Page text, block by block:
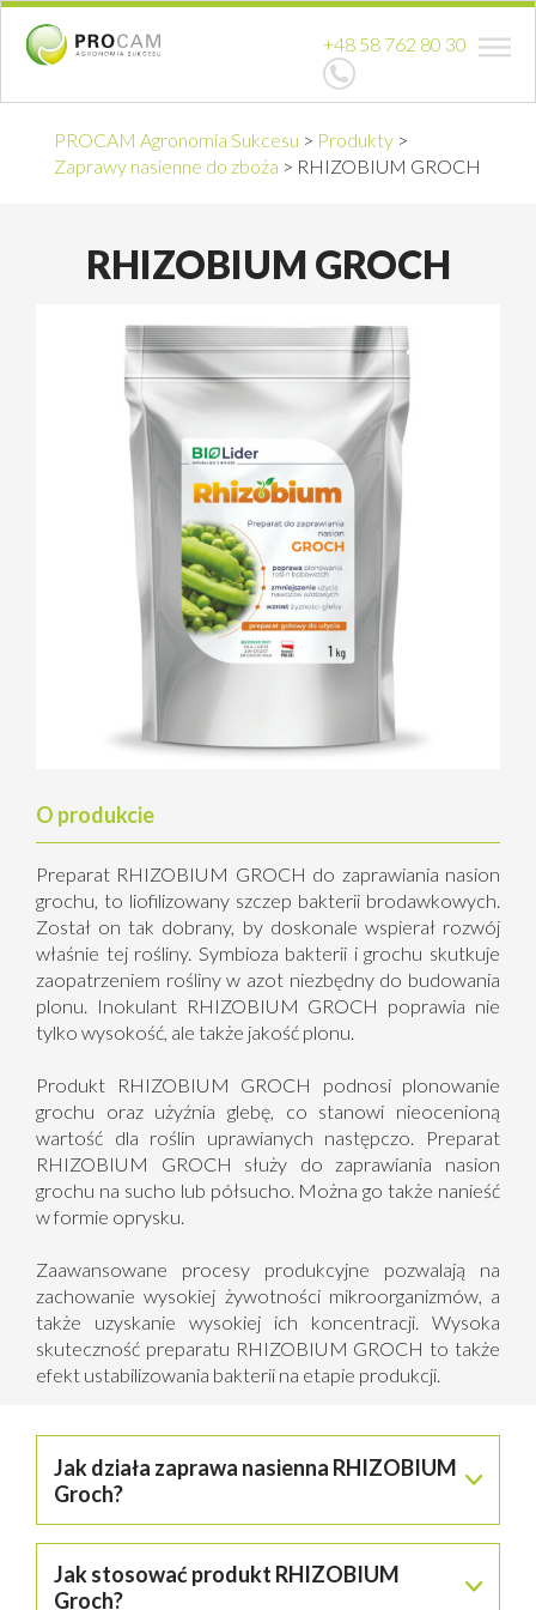
+48 58 762 80 30
PROCAM Agronomia Sukcesu > Produkty >
Zaprawy nasienne do zboża > RHIZOBIUM GROCH
RHIZOBIUM GROCH
O produkcie
Preparat RHIZOBIUM GROCH do zaprawiania nasion
grochu, to liofilizowany szczep bakterii brodawkowych.
Został on tak dobrany, by doskonale wspierał rozwój
właśnie tej rośliny. Symbioza bakterii i grochu skutkuje
zaopatrzeniem rośliny w azot niezbędny do budowania
plonu. Inokulant RHIZOBIUM GROCH poprawia nie
tylko wysokość, ale także jakość plonu.
Produkt RHIZOBIUM GROCH podnosi plonowanie
grochu oraz użyźnia glebę, co stanowi nieocenioną
wartość dla roślin uprawianych następczo. Preparat
RHIZOBIUM GROCH służy do zaprawiania nasion
grochu na sucho lub półsucho. Można go także nanieść
w formie oprysku.
Zaawansowane procesy produkcyjne pozwalają na
zachowanie wysokiej żywotności mikroorganizmów, a
także uzyskanie wysokiej ich koncentracji. Wysoka
skuteczność preparatu RHIZOBIUM GROCH to także
efekt ustabilizowania bakterii na etapie produkcji.
Jak działa zaprawa nasienna RHIZOBIUM
Groch?
zaopatrzeniem rośliny w azot niezbędny do budowania
plonu. Inokulant RHIZOBIUM Groch poprawia nie tylko
Jak stosować produkt RHIZOBIUM
Groch?